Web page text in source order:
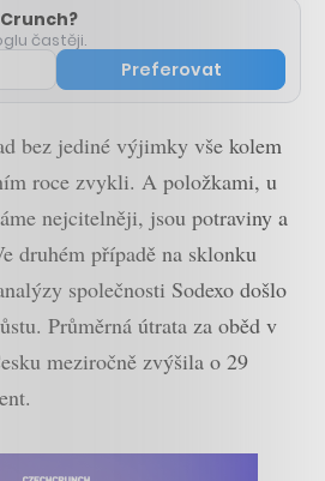
častěji.
Preferovat
bez jediné výjimky vše kolem
roce zvykli. A položkami, u
nejcitelněji, jsou potraviny a
druhém případě na sklonku
společnosti Sodexo došlo
​​Průměrná útrata za oběd v
meziročně zvýšila o 29